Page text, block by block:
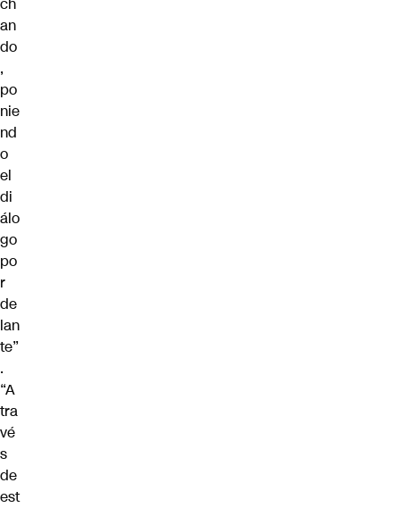
ch
an
do
,
po
nie
nd
o
el
di
álo
go
po
r
de
lan
te”
.
“A
tra
vé
s
de
est